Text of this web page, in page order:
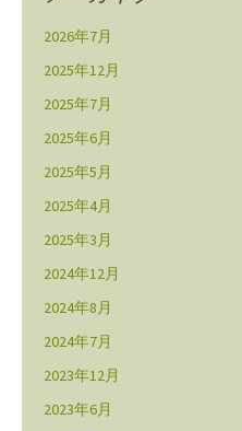
2026年7月
2025年12月
2025年7月
2025年6月
2025年5月
2025年4月
2025年3月
2024年12月
2024年8月
2024年7月
2023年12月
2023年6月